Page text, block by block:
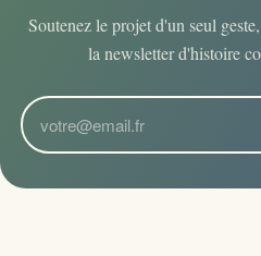
Soutenez le projet d'un seul
la newsletter d'histoire